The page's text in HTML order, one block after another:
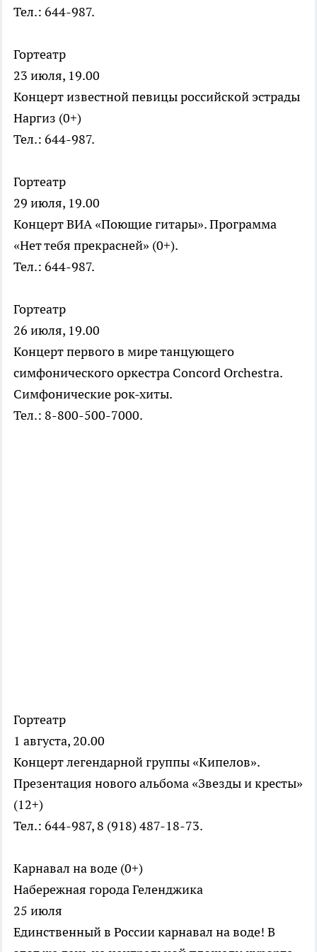
Тел.: 644-987.
Гортеатр
23 июля, 19.00
Концерт известной певицы российской эстрады
Наргиз (0+)
Тел.: 644-987.
Гортеатр
29 июля, 19.00
Концерт ВИА «Поющие гитары». Программа
«Нет тебя прекрасней» (0+).
Тел.: 644-987.
Гортеатр
26 июля, 19.00
Концерт первого в мире танцующего
симфонического оркестра Concord Orchestra.
Симфонические рок-хиты.
Тел.: 8-800-500-7000.
Гортеатр
1 августа, 20.00
Концерт легендарной группы «Кипелов».
Презентация нового альбома «Звезды и кресты»
(12+)
Тел.: 644-987, 8 (918) 487-18-73.
Карнавал на воде (0+)
Набережная города Геленджика
25 июля
Единственный в России карнавал на воде! В